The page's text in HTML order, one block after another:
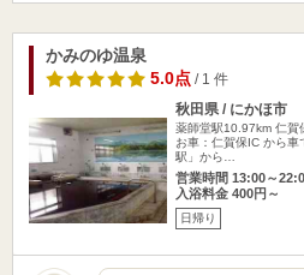
かみのゆ温泉
5.0点/ 1 件
秋田県 / にかほ市
薬師堂駅10.97km 仁賀
お車：仁賀保IC から車
駅」から…
営業時間 13:00～
入浴料金 400円～
日帰り